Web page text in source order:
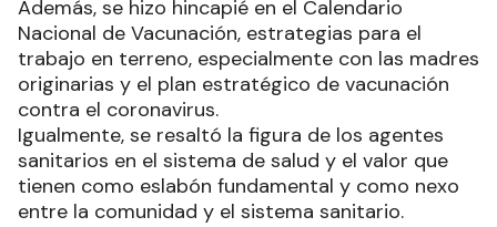
Además, se hizo hincapié en el Calendario
Nacional de Vacunación, estrategias para el
trabajo en terreno, especialmente con las madres
originarias y el plan estratégico de vacunación
contra el coronavirus.
Igualmente, se resaltó la figura de los agentes
sanitarios en el sistema de salud y el valor que
tienen como eslabón fundamental y como nexo
entre la comunidad y el sistema sanitario.